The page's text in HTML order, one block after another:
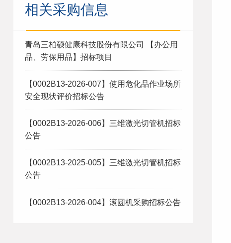
相关采购信息
青岛三柏硕健康科技股份有限公司 【办公用
品、劳保用品】招标项目
【0002B13-2026-007】使用危化品作业场所
安全现状评价招标公告
【0002B13-2026-006】三维激光切管机招标
公告
【0002B13-2025-005】三维激光切管机招标
公告
【0002B13-2026-004】滚圆机采购招标公告